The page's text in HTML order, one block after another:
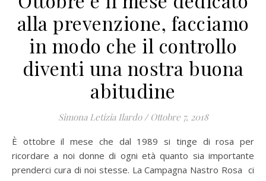
alla prevenzione, facciamo
in modo che il controllo
diventi una nostra buona
abitudine
Simona Letizia Ilardo / Ottobre 7, 2018
È ottobre il mese che dal 1989 si tinge di rosa per
ricordare a noi donne di ogni età quanto sia importante
prenderci cura di noi stesse. La Campagna Nastro Rosa ci